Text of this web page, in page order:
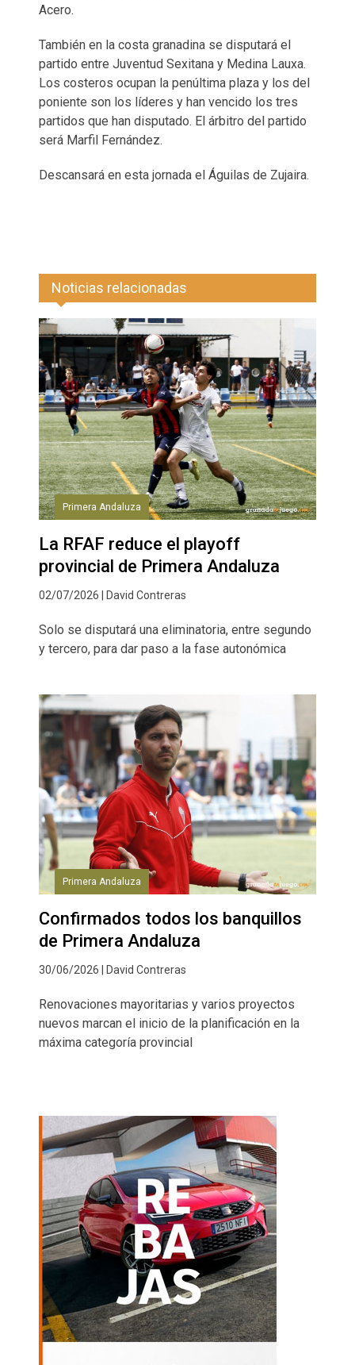
Acero.
También en la costa granadina se disputará el
partido entre Juventud Sexitana y Medina Lauxa.
Los costeros ocupan la penúltima plaza y los del
poniente son los líderes y han vencido los tres
partidos que han disputado. El árbitro del partido
será Marfil Fernández.
Descansará en esta jornada el Águilas de Zujaira.
Noticias relacionadas
Primera Andaluza
La RFAF reduce el playoff
provincial de Primera Andaluza
02/07/2026 | David Contreras
Solo se disputará una eliminatoria, entre segundo
y tercero, para dar paso a la fase autonómica
Primera Andaluza
Confirmados todos los banquillos
de Primera Andaluza
30/06/2026 | David Contreras
Renovaciones mayoritarias y varios proyectos
nuevos marcan el inicio de la planificación en la
máxima categoría provincial